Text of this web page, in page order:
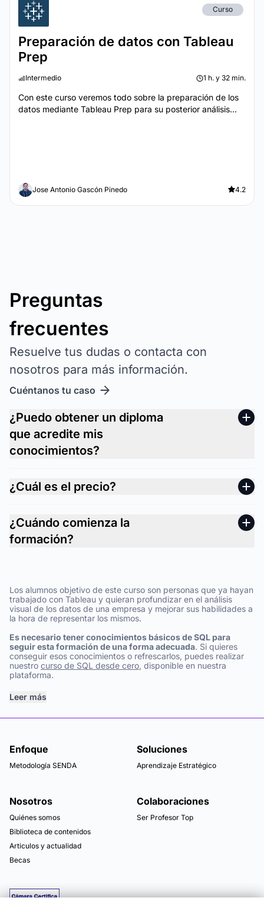
Curso
Preparación de datos con Tableau
Prep
Intermedio 1 h. y 32 min.
Con este curso veremos todo sobre la preparación de los
datos mediante Tableau Prep para su posterior análisis...
Jose Antonio Gascón Pinedo 4.2
Preguntas
frecuentes
Resuelve tus dudas o contacta con
nosotros para más información.
Cuéntanos tu caso
¿Puedo obtener un diploma
que acredite mis
conocimientos?
¿Cuál es el precio?
¿Cuándo comienza la
formación?
Los alumnos objetivo de este curso son personas que ya hayan
trabajado con Tableau y quieran profundizar en el análisis
visual de los datos de una empresa y mejorar sus habilidades a
la hora de representar los mismos.
Es necesario tener conocimientos básicos de SQL para
seguir esta formación de una forma adecuada. Si quieres
conseguir esos conocimientos o refrescarlos, puedes realizar
nuestro curso de SQL desde cero, disponible en nuestra
plataforma.
Leer más
Enfoque
Metodología SENDA
Soluciones
Aprendizaje Estratégico
Nosotros
Quiénes somos
Biblioteca de contenidos
Articulos y actualidad
Becas
Colaboraciones
Ser Profesor Top